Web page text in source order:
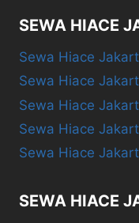
SEWA HIACE
Sewa Hiace
Sewa Hiace
Sewa Hiace
Sewa Hiace
Sewa Hiace
SEWA HIACE